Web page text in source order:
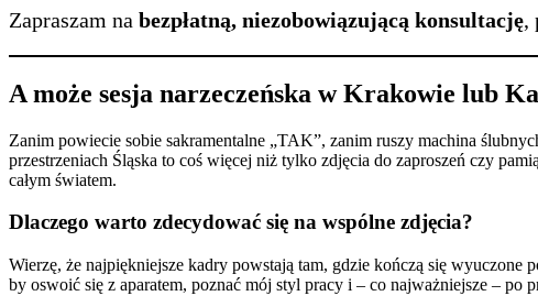
Zapraszam na bezpłatną, niezobowiązującą konsultację,
A może sesja narzeczeńska w Krakowie lub
Zanim powiecie sobie sakramentalne „TAK”, zanim ruszy machina
przestrzeniach Śląska to coś więcej niż tylko zdjęcia do zaproszeń czy
całym światem.
Dlaczego warto zdecydować się na wspólne zdjęcia?
Wierzę, że najpiękniejsze kadry powstają tam, gdzie kończą się wyuczone
by oswoić się z aparatem, poznać mój styl pracy i – co najważniejsze – po